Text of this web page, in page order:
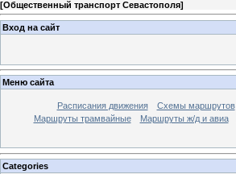
[Общественный транспорт Севастополя]
Вход на сайт
Меню сайта
Расписания движения Схемы маршрутов
Маршруты трамвайные
Маршруты ж/д и авиа
Categories